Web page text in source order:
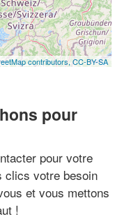
contributors,CC-BY-SA
pour
pour votre
clics votre besoin
et vous mettons
!